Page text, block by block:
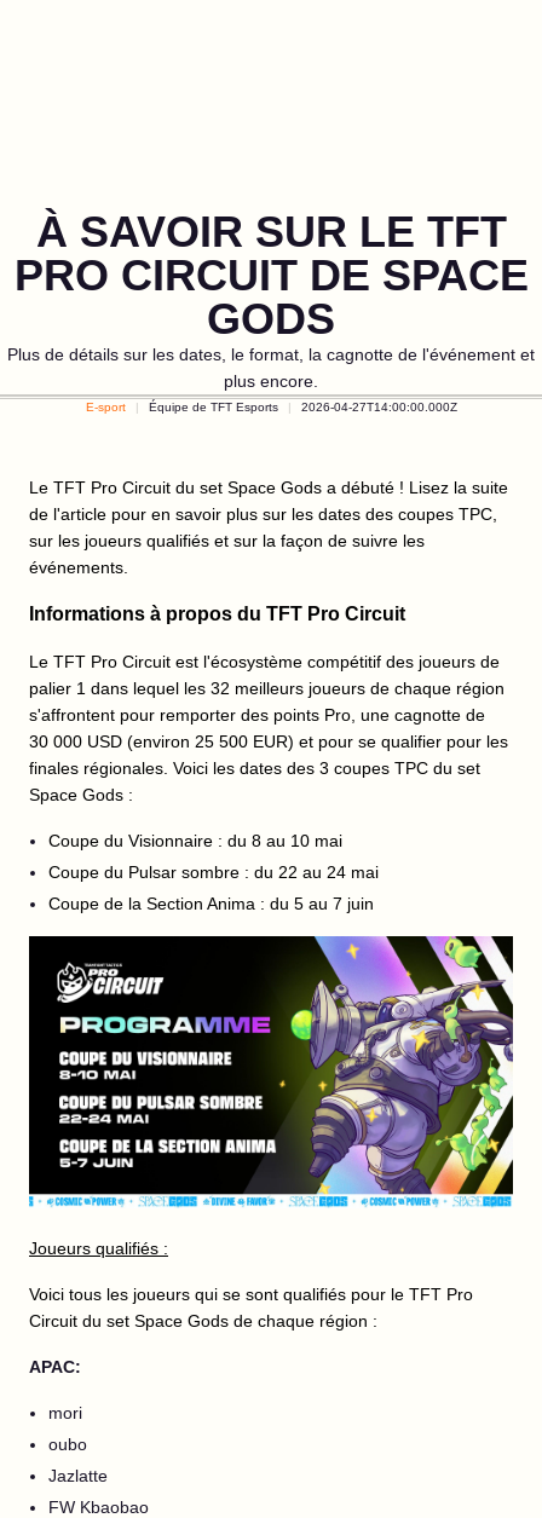
À SAVOIR SUR LE TFT
PRO CIRCUIT DE SPACE
GODS
Plus de détails sur les dates, le format, la cagnotte de l'événement et
plus encore.
E-sport Équipe de TFT Esports 2026-04-27T14:00:00.000Z
Le TFT Pro Circuit du set Space Gods a débuté ! Lisez la suite
de l'article pour en savoir plus sur les dates des coupes TPC,
sur les joueurs qualifiés et sur la façon de suivre les
événements.
Informations à propos du TFT Pro Circuit
Le TFT Pro Circuit est l'écosystème compétitif des joueurs de
palier 1 dans lequel les 32 meilleurs joueurs de chaque région
s'affrontent pour remporter des points Pro, une cagnotte de
30 000 USD (environ 25 500 EUR) et pour se qualifier pour les
finales régionales. Voici les dates des 3 coupes TPC du set
Space Gods :
Coupe du Visionnaire : du 8 au 10 mai
Coupe du Pulsar sombre : du 22 au 24 mai
Coupe de la Section Anima : du 5 au 7 juin
Joueurs qualifiés :
Voici tous les joueurs qui se sont qualifiés pour le TFT Pro
Circuit du set Space Gods de chaque région :
APAC:
mori
oubo
Jazlatte
FW Kbaobao